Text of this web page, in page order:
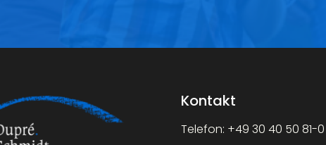
Kontakt
Telefon: +49 30 40 50 81-0